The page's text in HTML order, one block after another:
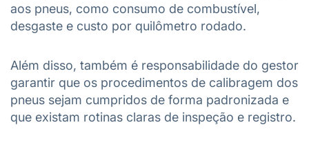
aos pneus, como consumo de combustível,
desgaste e custo por quilômetro rodado.
Além disso, também é responsabilidade do gestor
garantir que os procedimentos de calibragem dos
pneus sejam cumpridos de forma padronizada e
que existam rotinas claras de inspeção e registro.